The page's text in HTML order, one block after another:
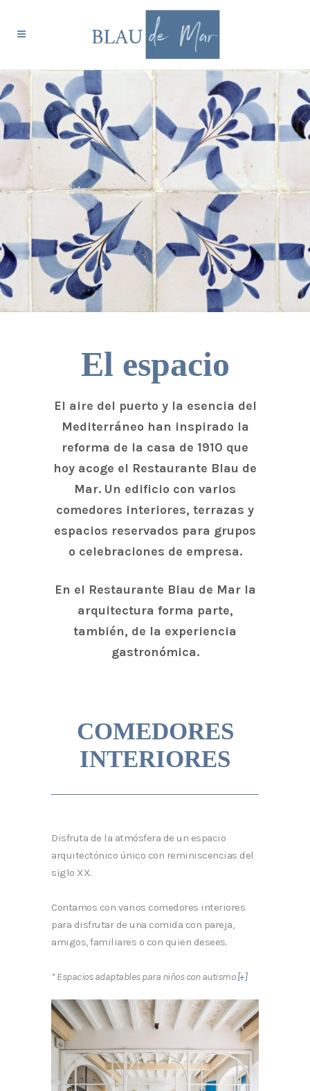
El espacio
El aire del puerto y la esencia del
Mediterráneo han inspirado la
reforma de la casa de 1910 que
hoy acoge el Restaurante Blau de
Mar. Un edificio con varios
comedores interiores, terrazas y
espacios reservados para grupos
o celebraciones de empresa.
En el Restaurante Blau de Mar la
arquitectura forma parte,
también, de la experiencia
gastronómica.
COMEDORES
INTERIORES
Disfruta de la atmósfera de un espacio
arquitectónico único con reminiscencias del
siglo XX.
Contamos con varios comedores interiores
para disfrutar de una comida con pareja,
amigos, familiares o con quien desees.
* Espacios adaptables para niños con autismo[+]